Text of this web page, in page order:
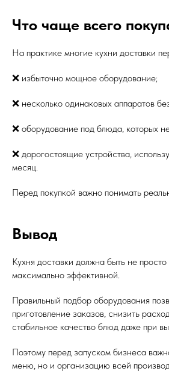
Что чаще всего
На практике многие кухни доставки
❌ избыточно мощное оборудование;
❌ несколько одинаковых аппаратов
❌ оборудование под блюда, которых
❌ дорогостоящие устройства,
месяц.
Перед покупкой важно понимать
Вывод
Кухня доставки должна быть не
максимально эффективной.
Правильный подбор оборудования
приготовление заказов, снизить
стабильное качество блюд даже при
Поэтому перед запуском бизнеса
меню, но и организацию всей